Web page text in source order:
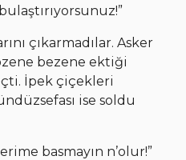
çıkarmadılar. Asker
bezene ektiği
İpek çiçekleri
ise soldu
basmayın n’olur!”